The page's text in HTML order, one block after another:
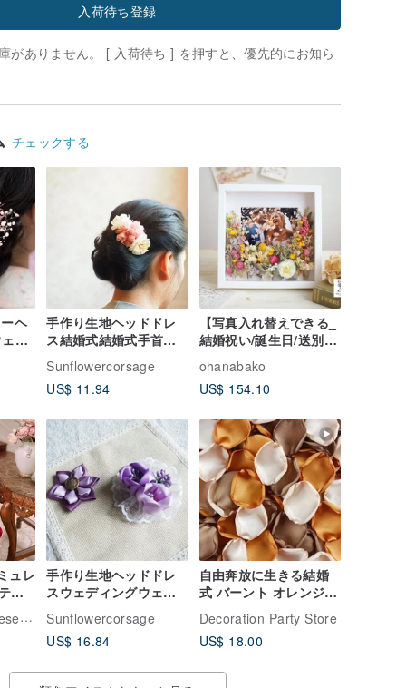
入荷待ち登録
がありません。 [ 入荷待ち ] を押すと、優先的にお知ら
チェックする
ヘ
デ
飾
/チ
手作り生地ヘッドドレ
ス結婚式結婚式手首花
コサージュコサージュ
ピンククリーミーホワ
イト生地寄木細工
Sunflowercorsage
US$ 11.94
【写真入れ替えできる_
結婚祝い/誕生日/送別の
お花】プリザーブドフ
ラワーとドライフラワ
ーの花畑フォトフレー
ohanabako
US$ 154.10
ュレ
ン
ト
Yan Zhou Ji Chinese Cheongsam
手作り生地ヘッドドレ
スウェディングウェデ
ィングリストフラワー
コサージュコサージュ
パープルリボンローズ
Sunflowercorsage
US$ 16.84
自由奔放に生きる結婚
式 バーント オレンジの
結婚式 田舎の花嫁 素朴
な銅の結婚式の装飾 さ
び
Decoration Party Store
US$ 18.00